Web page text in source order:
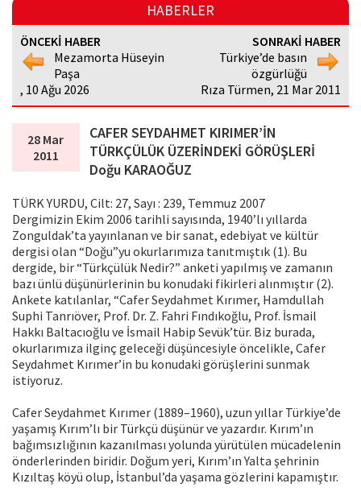
HABERLER
ÖNCEKİ HABER
Mezamorta Hüseyin
Paşa
, 10 Ağu 2026
SONRAKİ HABER
Türkiye’de basın
özgürlüğü
Rıza Türmen, 21 Mar 2011
28 Mar
2011
CAFER SEYDAHMET KIRIMER’İN
TÜRKÇÜLÜK ÜZERİNDEKİ GÖRÜŞLERİ
Doğu KARAOĞUZ
TÜRK YURDU, Cilt: 27, Sayı : 239, Temmuz 2007
Dergimizin Ekim 2006 tarihli sayısında, 1940’lı yıllarda
Zonguldak’ta yayınlanan ve bir sanat, edebiyat ve kültür
dergisi olan “Doğu”yu okurlarımıza tanıtmıştık (1). Bu
dergide, bir “Türkçülük Nedir?” anketi yapılmış ve zamanın
bazı ünlü düşünürlerinin bu konudaki fikirleri alınmıştır (2).
Ankete katılanlar, “Cafer Seydahmet Kırımer, Hamdullah
Suphi Tanrıöver, Prof. Dr. Z. Fahri Fındıkoğlu, Prof. İsmail
Hakkı Baltacıoğlu ve İsmail Habip Sevük’tür. Biz burada,
okurlarımıza ilginç geleceği düşüncesiyle öncelikle, Cafer
Seydahmet Kırımer’in bu konudaki görüşlerini sunmak
istiyoruz.
Cafer Seydahmet Kırımer (1889–1960), uzun yıllar Türkiye’de
yaşamış Kırım’lı bir Türkçü düşünür ve yazardır. Kırım’ın
bağımsızlığının kazanılması yolunda yürütülen mücadelenin
önderlerinden biridir. Doğum yeri, Kırım’ın Yalta şehrinin
Kızıltaş köyü olup, İstanbul’da yaşama gözlerini kapamıştır.